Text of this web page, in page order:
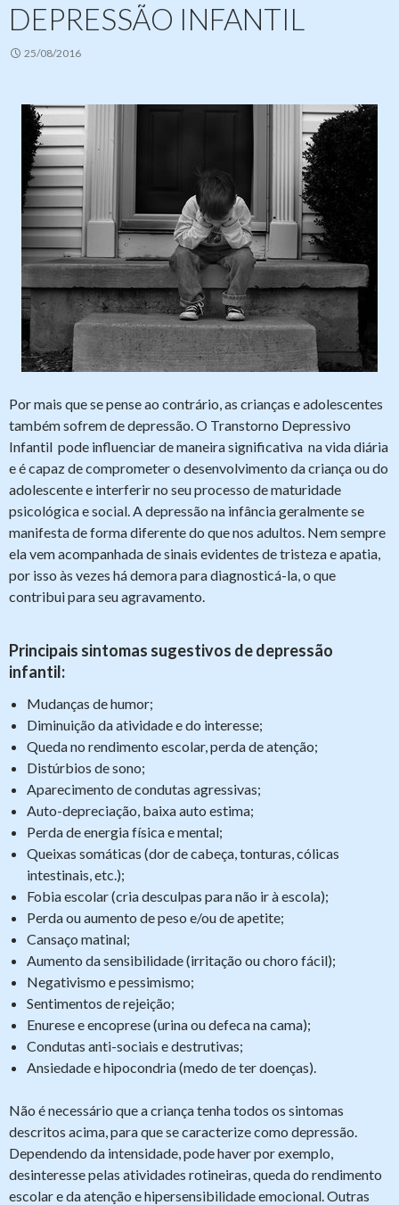
DEPRESSÃO INFANTIL
25/08/2016
Por mais que se pense ao contrário, as crianças e adolescentes
também sofrem de depressão. O Transtorno Depressivo
Infantil pode influenciar de maneira significativa na vida diária
e é capaz de comprometer o desenvolvimento da criança ou do
adolescente e interferir no seu processo de maturidade
psicológica e social. A depressão na infância geralmente se
manifesta de forma diferente do que nos adultos. Nem sempre
ela vem acompanhada de sinais evidentes de tristeza e apatia,
por isso às vezes há demora para diagnosticá-la, o que
contribui para seu agravamento.
Principais sintomas sugestivos de depressão
infantil:
Mudanças de humor;
Diminuição da atividade e do interesse;
Queda no rendimento escolar, perda de atenção;
Distúrbios de sono;
Aparecimento de condutas agressivas;
Auto-depreciação, baixa auto estima;
Perda de energia física e mental;
Queixas somáticas (dor de cabeça, tonturas, cólicas
intestinais, etc.);
Fobia escolar (cria desculpas para não ir à escola);
Perda ou aumento de peso e/ou de apetite;
Cansaço matinal;
Aumento da sensibilidade (irritação ou choro fácil);
Negativismo e pessimismo;
Sentimentos de rejeição;
Enurese e encoprese (urina ou defeca na cama);
Condutas anti-sociais e destrutivas;
Ansiedade e hipocondria (medo de ter doenças).
Não é necessário que a criança tenha todos os sintomas
descritos acima, para que se caracterize como depressão.
Dependendo da intensidade, pode haver por exemplo,
desinteresse pelas atividades rotineiras, queda do rendimento
escolar e da atenção e hipersensibilidade emocional. Outras